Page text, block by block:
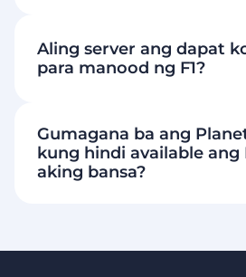
Aling server ang dapat
para manood ng F1?
Gumagana ba ang
kung hindi available ang
aking bansa?